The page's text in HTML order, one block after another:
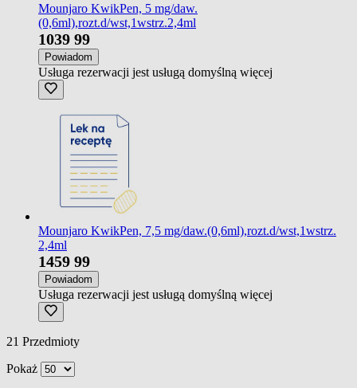
Mounjaro KwikPen, 5 mg/daw.
(0,6ml),rozt.d/wst,1wstrz.2,4ml
1039 99
Powiadom
Usługa rezerwacji jest usługą domyślną więcej
Mounjaro KwikPen, 7,5 mg/daw.(0,6ml),rozt.d/wst,1wstrz.
2,4ml
1459 99
Powiadom
Usługa rezerwacji jest usługą domyślną więcej
21 Przedmioty
Pokaż